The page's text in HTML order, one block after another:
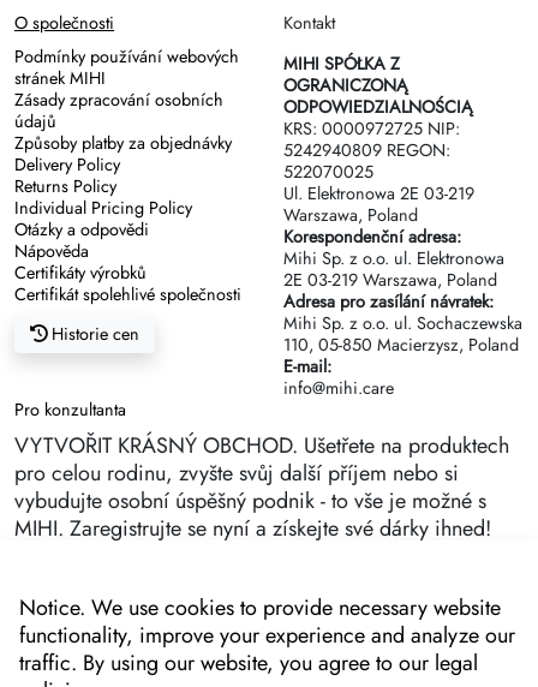
O společnosti
Podmínky používání webových
stránek MIHI
Zásady zpracování osobních
údajů
Způsoby platby za objednávky
Delivery Policy
Returns Policy
Individual Pricing Policy
Otázky a odpovědi
Nápověda
Certifikáty výrobků
Certifikát spolehlivé společnosti
Historie cen
Kontakt
MIHI SPÓŁKA Z
OGRANICZONĄ
ODPOWIEDZIALNOŚCIĄ
KRS: 0000972725 NIP:
5242940809 REGON:
522070025
Ul. Elektronowa 2Е 03-219
Warszawa, Poland
Korespondenční adresa:
Mihi Sp. z o.o. ul. Elektronowa
2Е 03-219 Warszawa, Poland
Adresa pro zasílání návratek:
Mihi Sp. z o.o. ul. Sochaczewska
110, 05-850 Macierzysz, Poland
E-mail:
info@mihi.care
Pro konzultanta
VYTVOŘIT KRÁSNÝ OBCHOD. Ušetřete na produktech
pro celou rodinu, zvyšte svůj další příjem nebo si
vybudujte osobní úspěšný podnik - to vše je možné s
MIHI. Zaregistrujte se nyní a získejte své dárky ihned!
Notice. We use cookies to provide necessary website
functionality, improve your experience and analyze our
traffic. By using our website, you agree to our legal